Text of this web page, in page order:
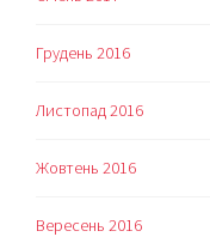
Грудень 2016
Листопад 2016
Жовтень 2016
Вересень 2016